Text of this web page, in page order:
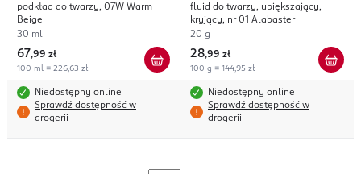
podkład do twarzy, 07W Warm
Beige
30 ml
67,99 zł
100 ml = 226,63 zł
Niedostępny online
Sprawdź dostępność w
drogerii
fluid do twarzy, upiększający,
kryjący, nr 01 Alabaster
20 g
28,99 zł
100 g = 144,95 zł
Niedostępny online
Sprawdź dostępność w
drogerii